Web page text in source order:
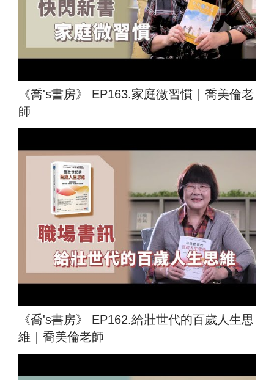
《喬's書房》 EP163.家庭微習慣｜喬美倫老
師
《喬's書房》 EP162.給壯世代的百歲人生思
維｜喬美倫老師